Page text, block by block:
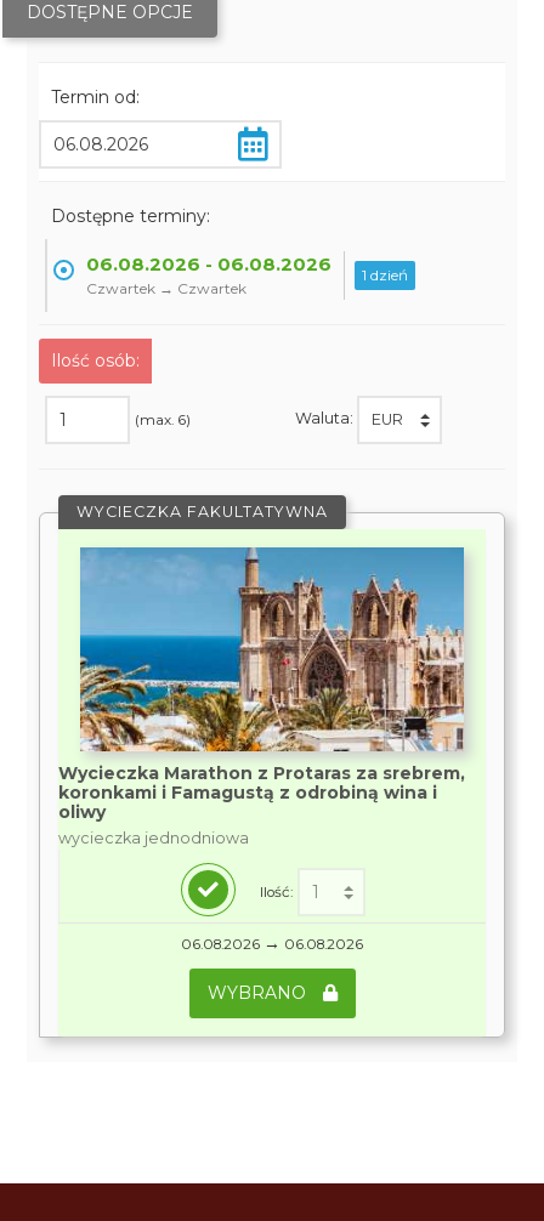
DOSTĘPNE OPCJE
Termin od:
Dostępne terminy:
06.08.2026 - 06.08.2026
Czwartek → Czwartek
1 dzień
Ilość osób:
(max. 6) Waluta:
WYCIECZKA FAKULTATYWNA
Wycieczka Marathon z Protaras za srebrem,
koronkami i Famagustą z odrobiną wina i
oliwy
wycieczka jednodniowa
Ilość:
06.08.2026 → 06.08.2026
WYBRANO